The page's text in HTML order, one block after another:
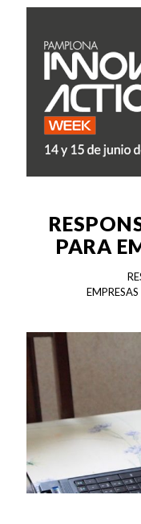
PARA